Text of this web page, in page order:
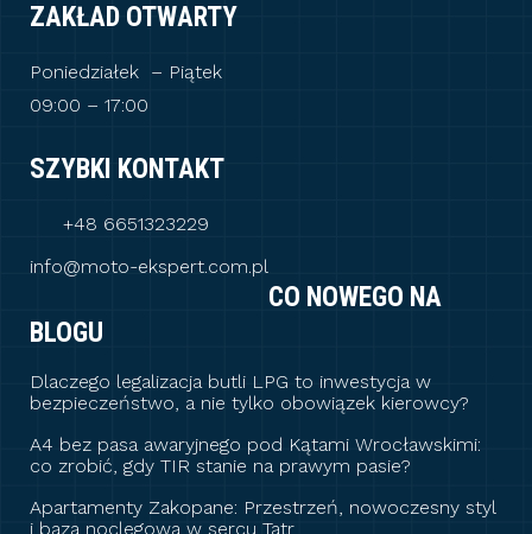
ZAKŁAD OTWARTY
Poniedziałek – Piątek
09:00 – 17:00
SZYBKI KONTAKT
+48 6651323229
info@moto-ekspert.com.pl
CO NOWEGO NA
BLOGU
Dlaczego legalizacja butli LPG to inwestycja w
bezpieczeństwo, a nie tylko obowiązek kierowcy?
A4 bez pasa awaryjnego pod Kątami Wrocławskimi:
co zrobić, gdy TIR stanie na prawym pasie?
Apartamenty Zakopane: Przestrzeń, nowoczesny styl
i baza noclegowa w sercu Tatr